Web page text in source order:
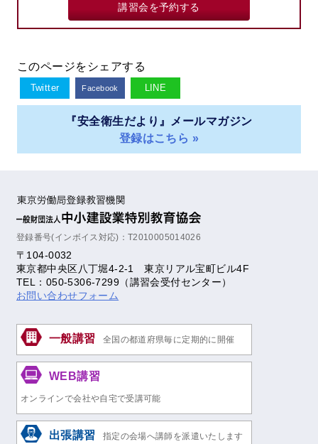
講習会を予約する
このページをシェアする
Twitter Facebook LINE
『安全衛生だより』メールマガジン
登録はこちら »
登録番号(インボイス対応)：T2010005014026
〒104-0032
東京都中央区八丁堀4-2-1 東京リアル宝町ビル4F
TEL：050-5306-7299（講習会受付センター）
お問い合わせフォーム
一般講習 全国の都道府県毎に定期的に開催
WEB講習
オンラインで会社や自宅で受講可能
出張講習 指定の会場へ講師を派遣いたします